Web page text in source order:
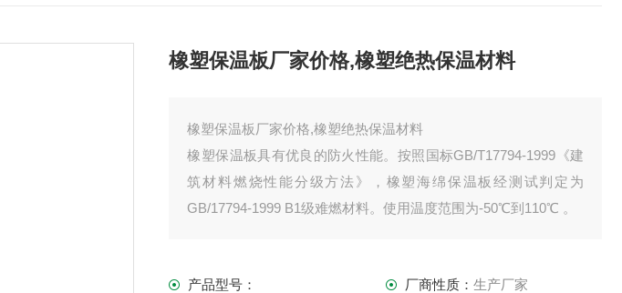
橡塑保温板厂家价格,橡塑绝热保温材料
橡塑保温板厂家价格,橡塑绝热保温材料
橡塑保温板具有优良的防火性能。按照国标GB/T17794-1999《建
筑材料燃烧性能分级方法》，橡塑海绵保温板经测试判定为
GB/17794-1999 B1级难燃材料。使用温度范围为-50℃到110℃ 。
产品型号： 厂商性质： 生产厂家